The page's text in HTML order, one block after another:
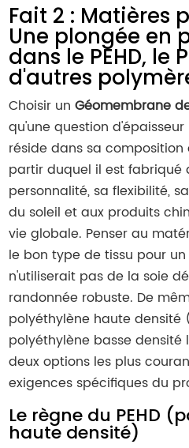
Fait 2 : Matières
Une plongée en
dans le PEHD, le
d'autres
Choisir unGéomembrane
qu'une question
réside dans sa
partir duquel il est fabriqué
personnalité, sa flexibilité,
du soleil et aux produits
vie globale. Penser au
le bon type de tissu pour
n'utiliserait pas de la soie
randonnée robuste. De
polyéthylène haute densité
polyéthylène basse densité
deux options les plus
exigences spécifiques du
Le règne du PEHD
haute densité)